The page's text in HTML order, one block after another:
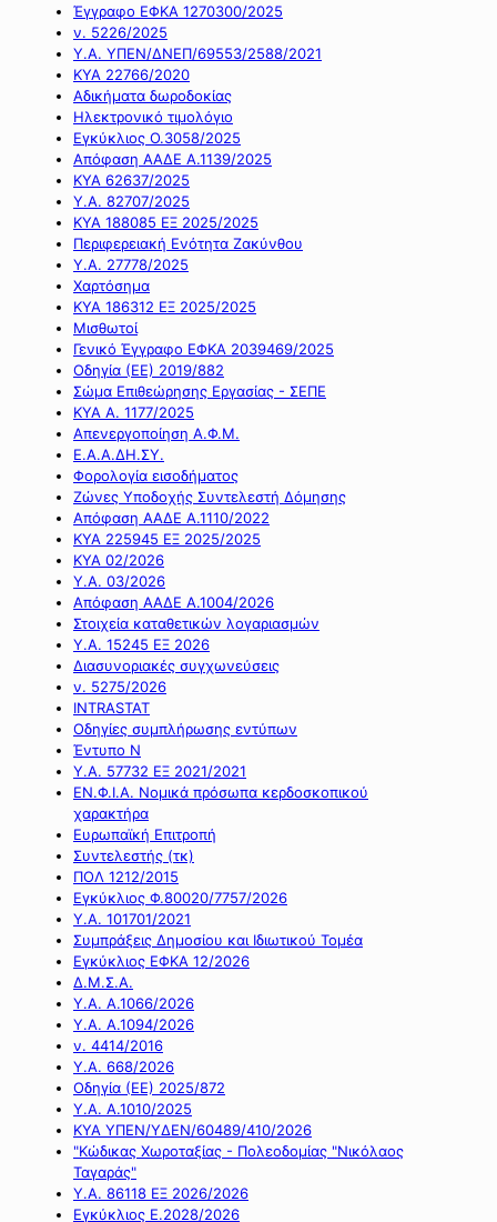
Έγγραφο ΕΦΚΑ 1270300/2025
ν. 5226/2025
Υ.Α. ΥΠΕΝ/ΔΝΕΠ/69553/2588/2021
ΚΥΑ 22766/2020
Αδικήματα δωροδοκίας
Ηλεκτρονικό τιμολόγιο
Εγκύκλιος Ο.3058/2025
Απόφαση ΑΑΔΕ Α.1139/2025
ΚΥΑ 62637/2025
Υ.Α. 82707/2025
ΚΥΑ 188085 ΕΞ 2025/2025
Περιφερειακή Ενότητα Ζακύνθου
Υ.Α. 27778/2025
Χαρτόσημα
ΚΥΑ 186312 ΕΞ 2025/2025
Μισθωτοί
Γενικό Έγγραφο ΕΦΚΑ 2039469/2025
Οδηγία (ΕΕ) 2019/882
Σώμα Επιθεώρησης Εργασίας - ΣΕΠΕ
ΚΥΑ Α. 1177/2025
Απενεργοποίηση Α.Φ.Μ.
Ε.Α.Α.ΔΗ.ΣΥ.
Φορολογία εισοδήματος
Ζώνες Υποδοχής Συντελεστή Δόμησης
Απόφαση ΑΑΔΕ Α.1110/2022
ΚΥΑ 225945 ΕΞ 2025/2025
ΚΥΑ 02/2026
Υ.Α. 03/2026
Απόφαση ΑΑΔΕ Α.1004/2026
Στοιχεία καταθετικών λογαριασμών
Υ.Α. 15245 ΕΞ 2026
Διασυνοριακές συγχωνεύσεις
ν. 5275/2026
INTRASTAT
Οδηγίες συμπλήρωσης εντύπων
Έντυπο Ν
Υ.Α. 57732 ΕΞ 2021/2021
ΕΝ.Φ.Ι.Α. Νομικά πρόσωπα κερδοσκοπικού
χαρακτήρα
Ευρωπαϊκή Επιτροπή
Συντελεστής (τκ)
ΠΟΛ 1212/2015
Εγκύκλιος Φ.80020/7757/2026
Υ.Α. 101701/2021
Συμπράξεις Δημοσίου και Ιδιωτικού Τομέα
Εγκύκλιος ΕΦΚΑ 12/2026
Δ.Μ.Σ.Α.
Υ.Α. Α.1066/2026
Υ.Α. Α.1094/2026
ν. 4414/2016
Y.A. 668/2026
Οδηγία (ΕΕ) 2025/872
Υ.Α. Α.1010/2025
ΚΥΑ ΥΠΕΝ/ΥΔΕΝ/60489/410/2026
"Κώδικας Χωροταξίας - Πολεοδομίας "Νικόλαος
Ταγαράς"
Υ.Α. 86118 ΕΞ 2026/2026
Εγκύκλιος Ε.2028/2026